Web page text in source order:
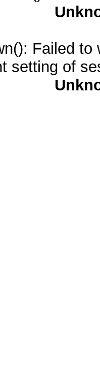
Failed
setting of